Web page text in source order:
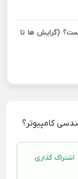
(گرایش ها تا
کامپیوتر؟
اشتراک گذاری